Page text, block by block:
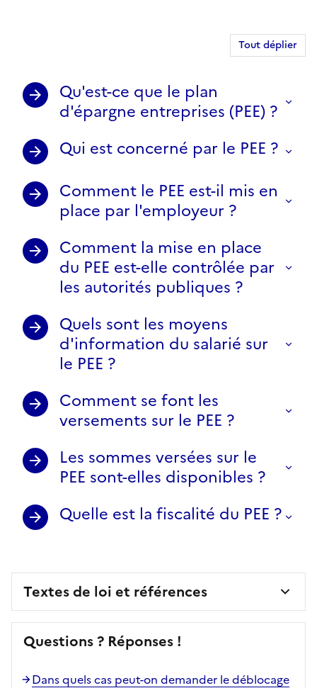
Tout déplier
Qu'est-ce que le plan
d'épargne entreprises (PEE) ?
Qui est concerné par le PEE ?
Comment le PEE est-il mis en
place par l'employeur ?
Comment la mise en place
du PEE est-elle contrôlée par
les autorités publiques ?
Quels sont les moyens
d'information du salarié sur
le PEE ?
Comment se font les
versements sur le PEE ?
Les sommes versées sur le
PEE sont-elles disponibles ?
Quelle est la fiscalité du PEE ?
Textes de loi et références
Questions ? Réponses !
Dans quels cas peut-on demander le déblocage